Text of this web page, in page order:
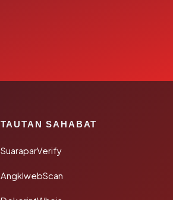
TAUTAN SAHABAT
SuaraparVerify
AngklwebScan